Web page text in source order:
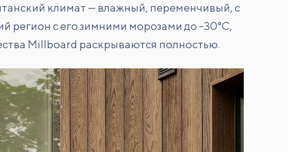
климат — влажный, переменчивый, с
регион с его зимними морозами до -30°C,
Millboard раскрываются полностью.